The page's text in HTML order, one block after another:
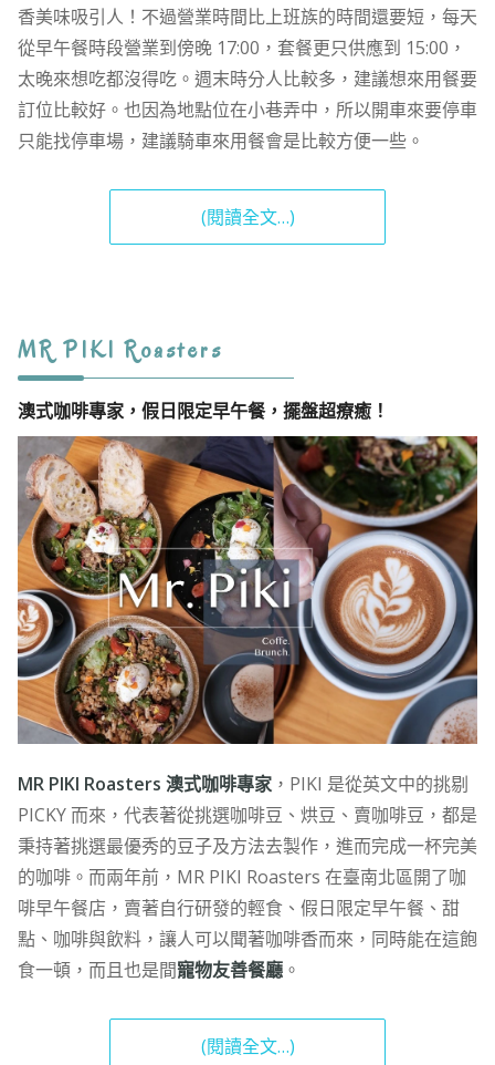
香美味吸引人！不過營業時間比上班族的時間還要短，每天
從早午餐時段營業到傍晚 17:00，套餐更只供應到 15:00，
太晚來想吃都沒得吃。週末時分人比較多，建議想來用餐要
訂位比較好。也因為地點位在小巷弄中，所以開車來要停車
只能找停車場，建議騎車來用餐會是比較方便一些。
(閱讀全文…)
MR PIKI Roasters
澳式咖啡專家，假日限定早午餐，擺盤超療癒！
MR PIKI Roasters 澳式咖啡專家，PIKI 是從英文中的挑剔
PICKY 而來，代表著從挑選咖啡豆、烘豆、賣咖啡豆，都是
秉持著挑選最優秀的豆子及方法去製作，進而完成一杯完美
的咖啡。而兩年前，MR PIKI Roasters 在臺南北區開了咖
啡早午餐店，賣著自行研發的輕食、假日限定早午餐、甜
點、咖啡與飲料，讓人可以聞著咖啡香而來，同時能在這飽
食一頓，而且也是間寵物友善餐廳。
(閱讀全文…)